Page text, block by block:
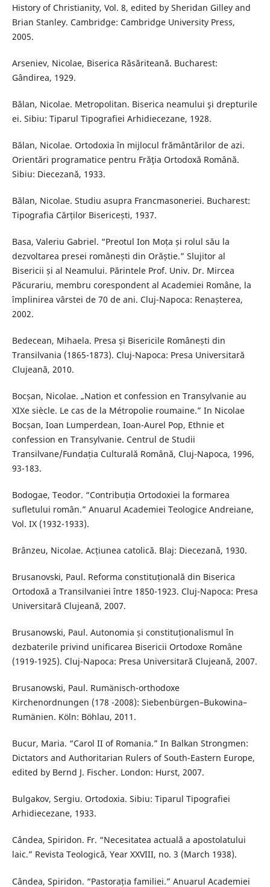
History of Christianity, Vol. 8, edited by Sheridan Gilley and
Brian Stanley. Cambridge: Cambridge University Press,
2005.
Arseniev, Nicolae, Biserica Răsăriteană. Bucharest:
Gândirea, 1929.
Bălan, Nicolae. Metropolitan. Biserica neamului şi drepturile
ei. Sibiu: Tiparul Tipografiei Arhidiecezane, 1928.
Bălan, Nicolae. Ortodoxia în mijlocul frământărilor de azi.
Orientări programatice pentru Frăţia Ortodoxă Română.
Sibiu: Diecezană, 1933.
Bălan, Nicolae. Studiu asupra Francmasoneriei. Bucharest:
Tipografia Cărților Bisericești, 1937.
Basa, Valeriu Gabriel. “Preotul Ion Moța și rolul său la
dezvoltarea presei românești din Orăștie.” Slujitor al
Bisericii și al Neamului. Părintele Prof. Univ. Dr. Mircea
Păcurariu, membru corespondent al Academiei Române, la
împlinirea vârstei de 70 de ani. Cluj-Napoca: Renașterea,
2002.
Bedecean, Mihaela. Presa și Bisericile Românești din
Transilvania (1865-1873). Cluj-Napoca: Presa Universitară
Clujeană, 2010.
Bocșan, Nicolae. „Nation et confession en Transylvanie au
XIXe siècle. Le cas de la Métropolie roumaine.” In Nicolae
Bocșan, Ioan Lumperdean, Ioan-Aurel Pop, Ethnie et
confession en Transylvanie. Centrul de Studii
Transilvane/Fundația Culturală Română, Cluj-Napoca, 1996,
93-183.
Bodogae, Teodor. “Contribuția Ortodoxiei la formarea
sufletului român.” Anuarul Academiei Teologice Andreiane,
Vol. IX (1932-1933).
Brânzeu, Nicolae. Acțiunea catolică. Blaj: Diecezană, 1930.
Brusanovski, Paul. Reforma constituțională din Biserica
Ortodoxă a Transilvaniei între 1850-1923. Cluj-Napoca: Presa
Universitară Clujeană, 2007.
Brusanowski, Paul. Autonomia și constituționalismul în
dezbaterile privind unificarea Bisericii Ortodoxe Române
(1919-1925). Cluj-Napoca: Presa Universitară Clujeană, 2007.
Brusanowski, Paul. Rumänisch-orthodoxe
Kirchenordnungen (178 -2008): Siebenbürgen–Bukowina–
Rumänien. Köln: Böhlau, 2011.
Bucur, Maria. “Carol II of Romania.” In Balkan Strongmen:
Dictators and Authoritarian Rulers of South-Eastern Europe,
edited by Bernd J. Fischer. London: Hurst, 2007.
Bulgakov, Sergiu. Ortodoxia. Sibiu: Tiparul Tipografiei
Arhidiecezane, 1933.
Cândea, Spiridon. Fr. “Necesitatea actuală a apostolatului
laic.” Revista Teologică, Year XXVIII, no. 3 (March 1938).
Cândea, Spiridon. “Pastorația familiei.” Anuarul Academiei